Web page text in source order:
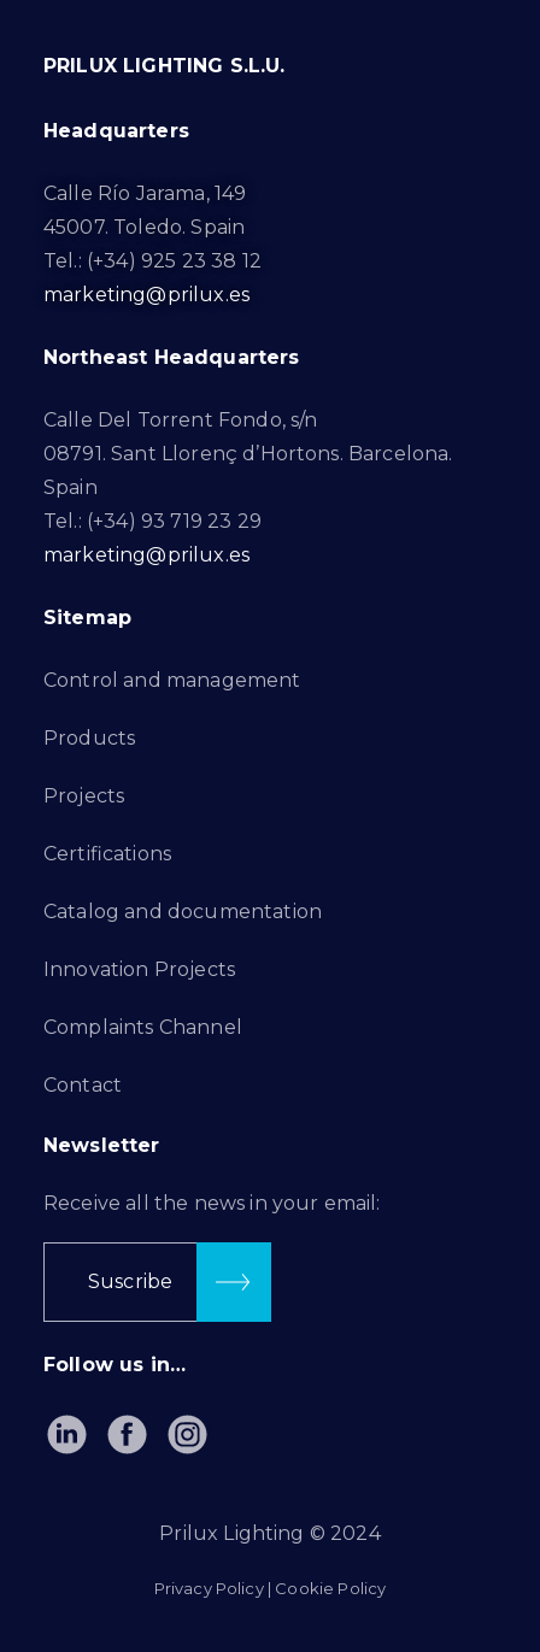
PRILUX LIGHTING S.L.U.
Headquarters
Calle Río Jarama, 149
45007. Toledo. Spain
Tel.: (+34) 925 23 38 12
marketing@prilux.es
Northeast Headquarters
Calle Del Torrent Fondo, s/n
08791. Sant Llorenç d’Hortons. Barcelona.
Spain
Tel.: (+34) 93 719 23 29
marketing@prilux.es
Sitemap
Control and management
Products
Projects
Certifications
Catalog and documentation
Innovation Projects
Complaints Channel
Contact
Newsletter
Receive all the news in your email:
Suscribe
Follow us in…
Prilux Lighting © 2024
Privacy Policy| Cookie Policy